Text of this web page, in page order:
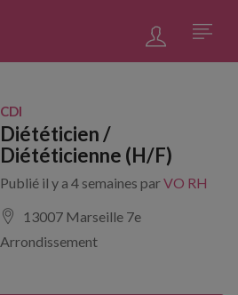
CDI
Diététicien /
Diététicienne (H/F)
Publié il y a 4 semaines parVO RH
13007 Marseille 7e
Arrondissement